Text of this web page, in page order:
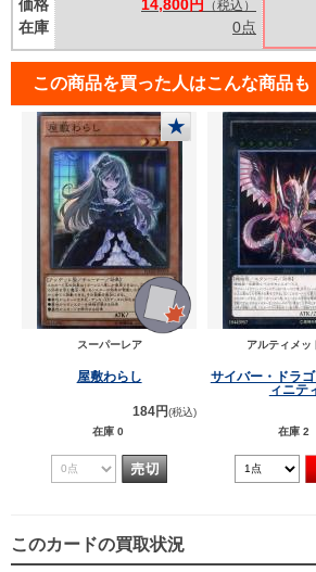
価格
在庫
14,800円
（税込）
0点
この商品を買った人はこんな商品も
★
スーパーレア
屋敷わらし
184円(税込)
在庫 0
アルティメッ
サイバー・ドラ
ィニテ
在庫 2
このカードの買取状況